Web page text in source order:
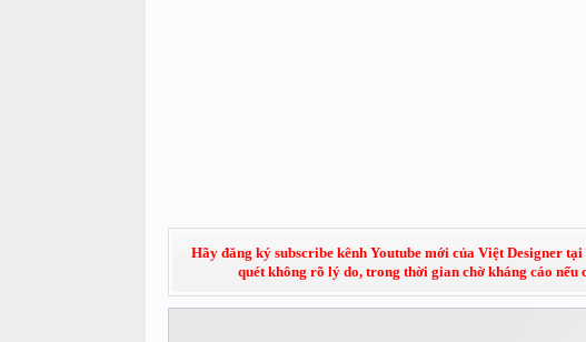
Hãy đăng ký subscribe kênh Youtube mới của Việt Designer
quét không rõ lý do, trong thời gian chờ kháng cáo nếu